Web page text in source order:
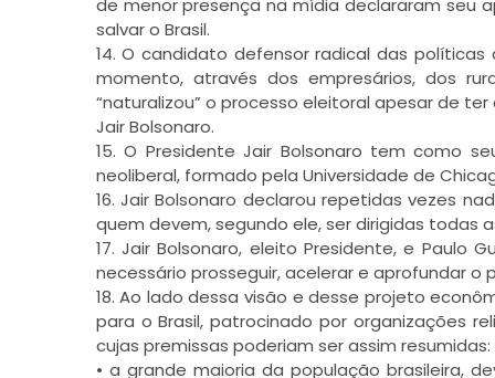
de menor presença na mídia declararam seu
salvar o Brasil.
14. O candidato defensor radical das
momento, através dos empresários, dos
“naturalizou” o processo eleitoral apesar de
Jair Bolsonaro.
15. O Presidente Jair Bolsonaro tem como
neoliberal, formado pela Universidade de
16. Jair Bolsonaro declarou repetidas vezes
quem devem, segundo ele, ser dirigidas todas
17. Jair Bolsonaro, eleito Presidente, e Paulo
necessário prosseguir, acelerar e aprofundar o
18. Ao lado dessa visão e desse projeto
para o Brasil, patrocinado por organizações
cujas premissas poderiam ser assim resumidas:
• a grande maioria da população brasileira,